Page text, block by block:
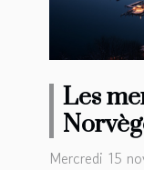
Les
séjour
Mercredi 15